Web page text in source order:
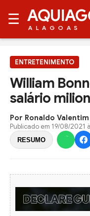
☰ AQUIAG
ALAGOAS
ENTRETENIMENTO
William
salário
Por Ronaldo Valentim
Publicado em 19/08/2021
RESUMO